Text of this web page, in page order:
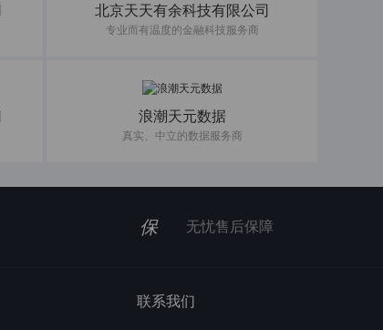
北京天天有余科技有限公司
专业而有温度的金融科技服务商
浪潮天元数据
真实、中立的数据服务商
保 无忧售后保障
联系我们